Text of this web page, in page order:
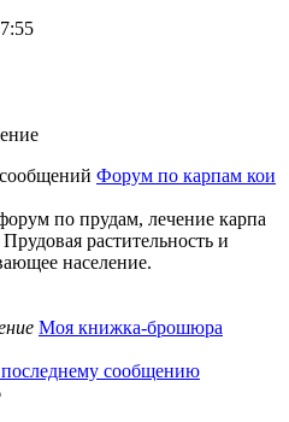
Форум по карпам кои
по прудам, лечение карпа
растительность и
население.
Моя книжка-брошюра
сообщению